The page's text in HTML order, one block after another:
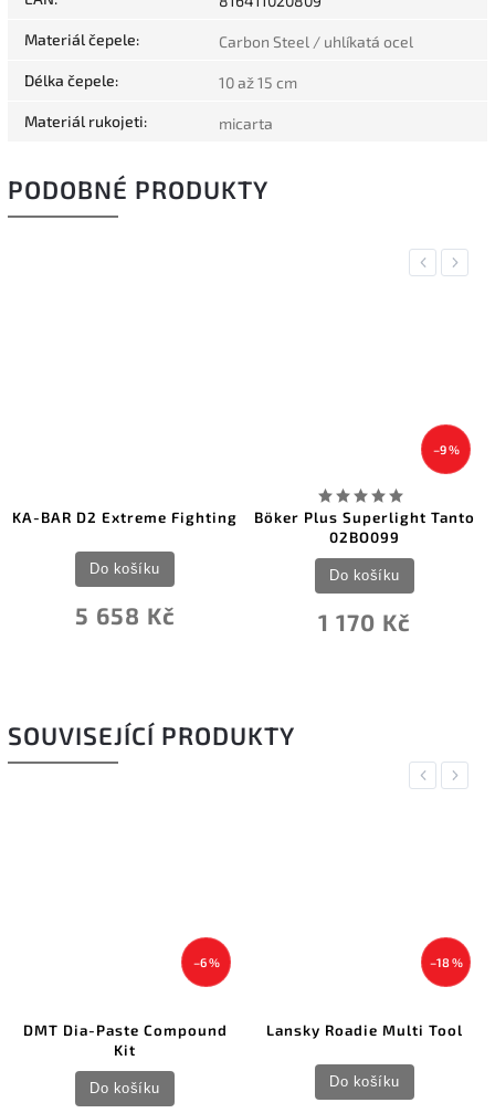
Materiál čepele: Carbon Steel / uhlíkatá ocel
Délka čepele: 10 až 15 cm
Materiál rukojeti: micarta
PODOBNÉ PRODUKTY
Previous
KA-BAR D2 Extreme Fighting
5 658 Kč
Do košíku
–9 %
Böker Plus Superlight Tanto
02BO099
1 170 Kč
Do košíku
Next
SOUVISEJÍCÍ PRODUKTY
Previous
–6 %
DMT Dia-Paste Compound
Kit
Do košíku
–18 %
Lansky Roadie Multi Tool
Do košíku
Next